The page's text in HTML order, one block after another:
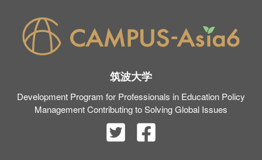
ゲ
ー
ョ
筑波大学
Development Program for Professionals in Education Policy
Management Contributing to Solving Global Issues